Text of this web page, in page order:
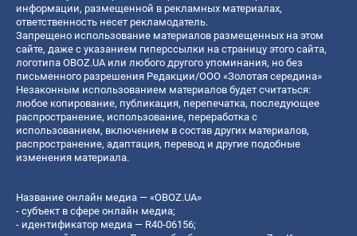
информации, размещенной в рекламных материалах,
ответственность несет рекламодатель.
Запрещено использование материалов размещенных на этом
сайте, даже с указанием гиперссылки на страницу этого сайта,
логотипа OBOZ.UA или любого другого упоминания, но без
письменного разрешения Редакции/ООО «Золотая середина»
Незаконным использованием материалов будет считаться:
любое копирование, публикация, перепечатка, последующее
распространение, использование, переработка с
использованием, включением в состав других материалов,
распространение, адаптация, перевод и другие подобные
изменения материала.
Название онлайн медиа — «OBOZ.UA»
- субъект в сфере онлайн медиа;
- идентификатор медиа — R40-06156;